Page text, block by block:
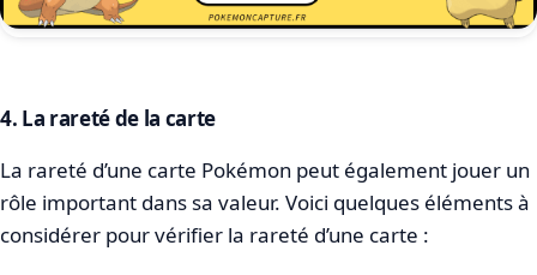
4. La rareté de la carte
La rareté d’une carte Pokémon peut également jouer un
rôle important dans sa valeur. Voici quelques éléments à
considérer pour vérifier la rareté d’une carte :